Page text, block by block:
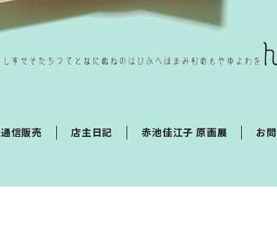
通信販売 店主日記 赤池佳江子 原画展 お